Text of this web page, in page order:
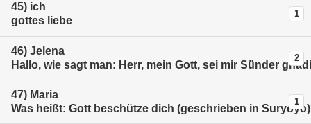
45) ich
gottes liebe
1
46) Jelena
Hallo, wie sagt man: Herr, mein Gott, sei mir Sünder
2
47) Maria
Was heißt: Gott beschütze dich (geschrieben in
1